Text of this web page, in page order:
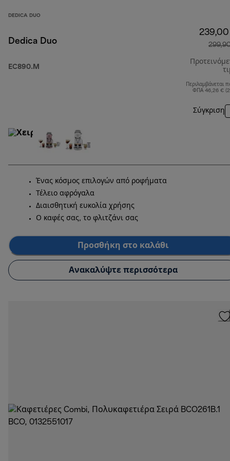
DEDICA DUO
Dedica Duo
EC890.M
Περιλαμβάνεται
ΦΠΑ 46,26 €
Σύγκριση
Ένας κόσμος επιλογών από ροφήματα
Τέλειο αφρόγαλα
Διαισθητική ευκολία χρήσης
Ο καφές σας, το φλιτζάνι σας
Προσθήκη στο καλάθι
Ανακαλύψτε περισσότερα